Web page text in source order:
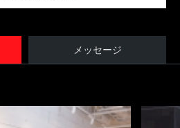
メッセージ